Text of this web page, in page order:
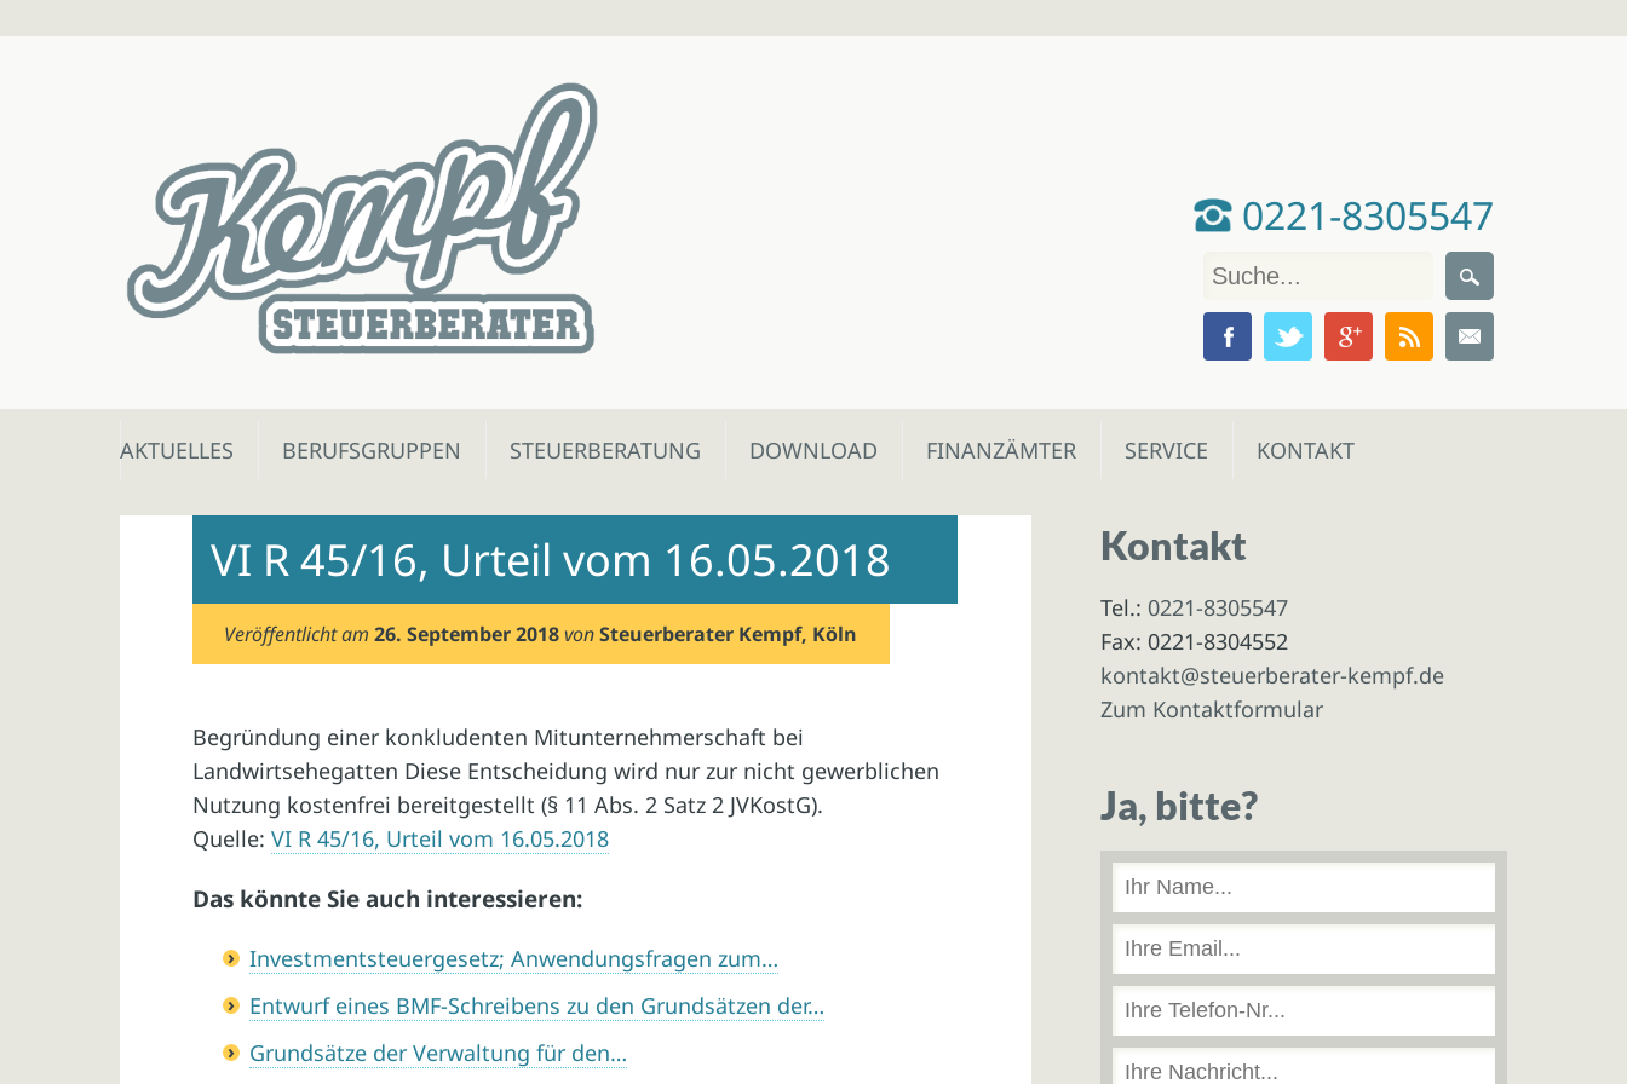
0221-8305547
Skip
AKTUELLES BERUFSGRUPPEN STEUERBERATUNG DOWNLOAD FINANZÄMTER SERVICE KONTAKT
VI R 45/16, Urteil vom 16.05.2018
Veröffentlicht am26. September 2018 vonSteuerberater Kempf, Köln
Begründung einer konkludenten Mitunternehmerschaft bei
Landwirtsehegatten Diese Entscheidung wird nur zur nicht gewerblichen
Nutzung kostenfrei bereitgestellt (§ 11 Abs. 2 Satz 2 JVKostG).
Quelle:VI R 45/16, Urteil vom 16.05.2018
Das könnte Sie auch interessieren:
Investmentsteuergesetz; Anwendungsfragen zum…
Entwurf eines BMF-Schreibens zu den Grundsätzen der…
Grundsätze der Verwaltung für den…
Kontakt
Tel.: 0221-8305547
Fax: 0221-8304552
kontakt@steuerberater-kempf.de
Zum Kontaktformular
Ja, bitte?